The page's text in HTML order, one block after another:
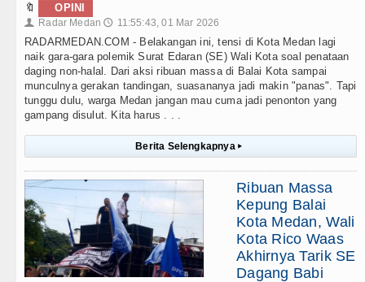
🔖 OPINI
👤 Radar Medan 🕔 11:55:43, 01 Mar 2026
RADARMEDAN.COM - Belakangan ini, tensi di Kota Medan lagi
naik gara-gara polemik Surat Edaran (SE) Wali Kota soal penataan
daging non-halal. Dari aksi ribuan massa di Balai Kota sampai
munculnya gerakan tandingan, suasananya jadi makin "panas". Tapi
tunggu dulu, warga Medan jangan mau cuma jadi penonton yang
gampang disulut. Kita harus . . .
Berita Selengkapnya ▸
Ribuan Massa
Kepung Balai
Kota Medan, Wali
Kota Rico Waas
Akhirnya Tarik SE
Dagang Babi